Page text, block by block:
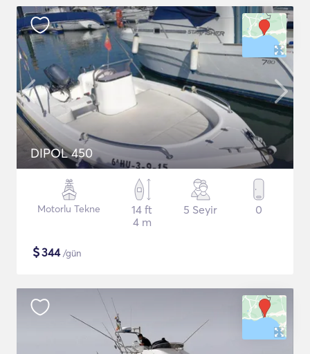
DIPOL 450
Motorlu Tekne
14 ft
4 m
5 Seyir 0
$344/gün